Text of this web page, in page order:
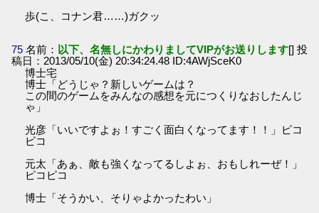
歩(こ、コナン君……)ガクッ
75 名前： 以下、名無しにかわりましてVIPがお送りします[] 投
稿日：2013/05/10(金) 20:34:24.48 ID:4AWjSceK0
博士宅
博士「どうじゃ？新しいゲームは？
この間のゲームをみんなの感想を元につくりなおしたんじ
ゃ」
光彦「いいですよぉ！すごく面白くなってます！！」ピコ
ピコ
元太「あぁ、敵も強くなってるしよぉ、おもしれーぜ！」
ピコピコ
博士「そうかい、そりゃよかったわい」